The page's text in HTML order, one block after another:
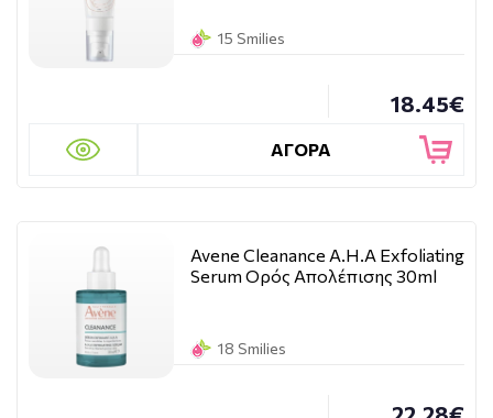
15 Smilies
18.45€
ΑΓΟΡΑ
Avene Cleanance A.H.A Exfoliating
Serum Ορός Απολέπισης 30ml
18 Smilies